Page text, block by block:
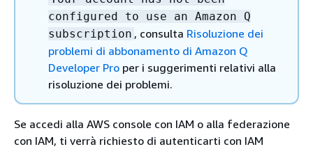
configured to use an Amazon Q
subscription , consulta Risoluzione dei
problemi di abbonamento di Amazon Q
Developer Pro per i suggerimenti relativi alla
risoluzione dei problemi.
Se accedi alla AWS console con IAM o alla federazione
con IAM, ti verrà richiesto di autenticarti con IAM